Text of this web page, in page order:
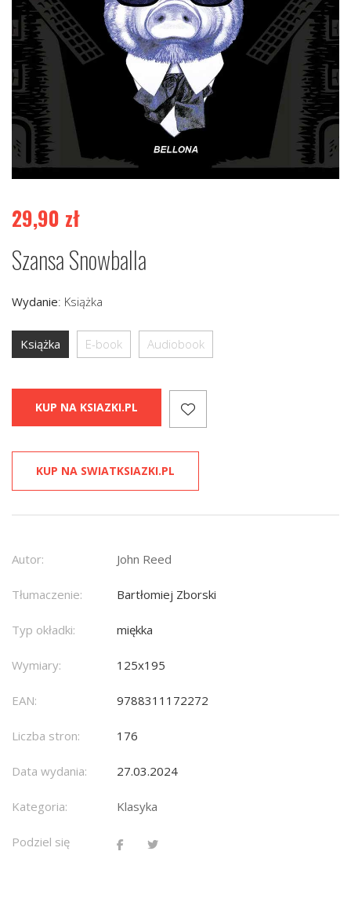
29,90 zł
Szansa Snowballa
Wydanie: Książka
Książka E-book Audiobook
KUP NA KSIAZKI.PL
KUP NA SWIATKSIAZKI.PL
Autor: John Reed
Tłumaczenie: Bartłomiej Zborski
Typ okładki: miękka
Wymiary: 125x195
EAN: 9788311172272
Liczba stron: 176
Data wydania: 27.03.2024
Kategoria: Klasyka
Podziel się